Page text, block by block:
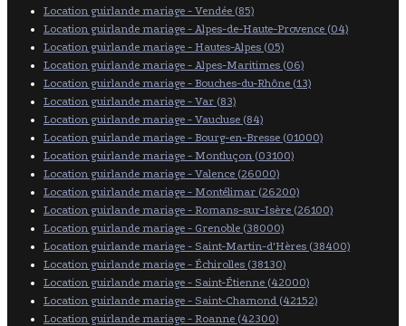
Location guirlande mariage - Vendée (85)
Location guirlande mariage - Alpes-de-Haute-Provence (04)
Location guirlande mariage - Hautes-Alpes (05)
Location guirlande mariage - Alpes-Maritimes (06)
Location guirlande mariage - Bouches-du-Rhône (13)
Location guirlande mariage - Var (83)
Location guirlande mariage - Vaucluse (84)
Location guirlande mariage - Bourg-en-Bresse (01000)
Location guirlande mariage - Montluçon (03100)
Location guirlande mariage - Valence (26000)
Location guirlande mariage - Montélimar (26200)
Location guirlande mariage - Romans-sur-Isère (26100)
Location guirlande mariage - Grenoble (38000)
Location guirlande mariage - Saint-Martin-d'Hères (38400)
Location guirlande mariage - Échirolles (38130)
Location guirlande mariage - Saint-Étienne (42000)
Location guirlande mariage - Saint-Chamond (42152)
Location guirlande mariage - Roanne (42300)